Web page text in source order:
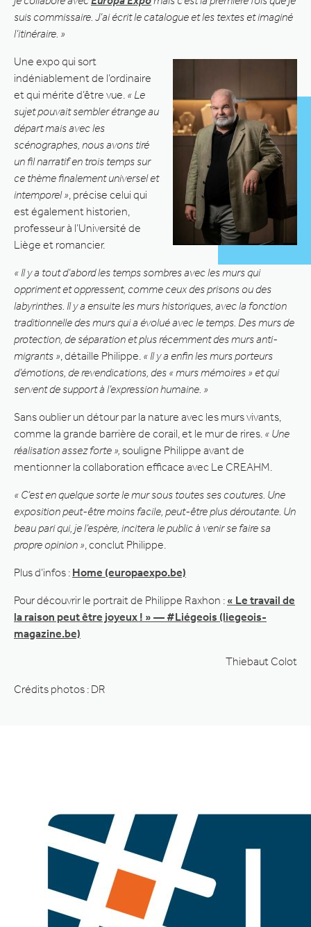
suis commissaire. J’ai écrit le catalogue et les textes et imaginé
l’itinéraire. »
Une expo qui sort
indéniablement de l’ordinaire
et qui mérite d’être vue. « Le
sujet pouvait sembler étrange au
départ mais avec les
scénographes, nous avons tiré
un fil narratif en trois temps sur
ce thème finalement universel et
intemporel » , précise celui qui
est également historien,
professeur à l’Université de
Liège et romancier.
« Il y a tout d’abord les temps sombres avec les murs qui
oppriment et oppressent, comme ceux des prisons ou des
labyrinthes. Il y a ensuite les murs historiques, avec la fonction
traditionnelle des murs qui a évolué avec le temps. Des murs de
protection, de séparation et plus récemment des murs anti-
migrants » , détaille Philippe. « Il y a enfin les murs porteurs
d’émotions, de revendications, des « murs mémoires » et qui
servent de support à l’expression humaine. »
Sans oublier un détour par la nature avec les murs vivants,
comme la grande barrière de corail, et le mur de rires. « Une
réalisation assez forte », souligne Philippe avant de
mentionner la collaboration efficace avec Le CREAHM.
« C’est en quelque sorte le mur sous toutes ses coutures. Une
exposition peut-être moins facile, peut-être plus déroutante. Un
beau pari qui, je l’espère, incitera le public à venir se faire sa
propre opinion » , conclut Philippe.
Plus d’infos : Home (europaexpo.be)
Pour découvrir le portrait de Philippe Raxhon : « Le travail de
la raison peut être joyeux ! » — #Liégeois (liegeois-
magazine.be)
Thiebaut Colot
Crédits photos : DR